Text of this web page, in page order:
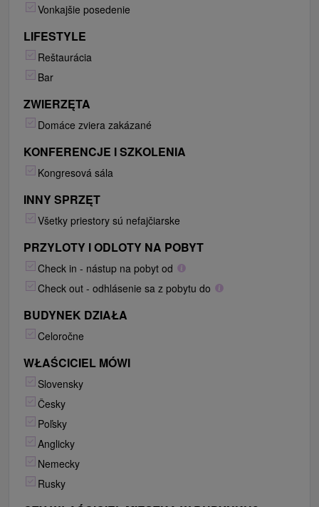
Vonkajšie posedenie
LIFESTYLE
Reštaurácia
Bar
ZWIERZĘTA
Domáce zviera zakázané
KONFERENCJE I SZKOLENIA
Kongresová sála
INNY SPRZĘT
Všetky priestory sú nefajčiarske
PRZYLOTY I ODLOTY NA POBYT
Check in - nástup na pobyt od
Check out - odhlásenie sa z pobytu do
BUDYNEK DZIAŁA
Celoročne
WŁAŚCICIEL MÓWI
Slovensky
Česky
Poľsky
Anglicky
Nemecky
Rusky